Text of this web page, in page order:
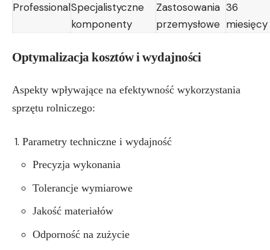
ProfessionalSpecjalistyczne
komponenty
Zastosowania
przemysłowe
36
miesięcy
Optymalizacja kosztów i wydajności
Aspekty wpływające na efektywność wykorzystania
sprzętu rolniczego:
Parametry techniczne i wydajność
Precyzja wykonania
Tolerancje wymiarowe
Jakość materiałów
Odporność na zużycie